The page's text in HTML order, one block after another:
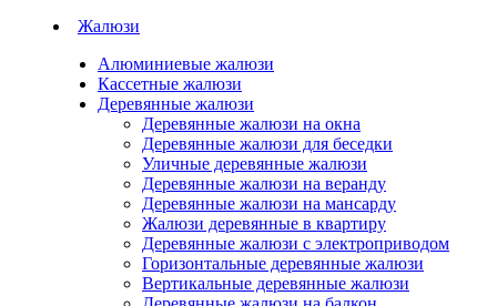
Жалюзи
Алюминиевые жалюзи
Кассетные жалюзи
Деревянные жалюзи
Деревянные жалюзи на окна
Деревянные жалюзи для беседки
Уличные деревянные жалюзи
Деревянные жалюзи на веранду
Деревянные жалюзи на мансарду
Жалюзи деревянные в квартиру
Деревянные жалюзи с электроприводом
Горизонтальные деревянные жалюзи
Вертикальные деревянные жалюзи